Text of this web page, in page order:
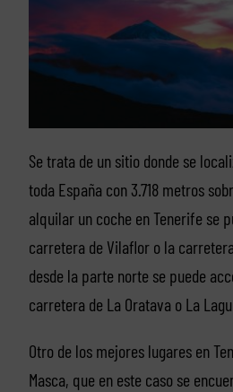
Se trata de un sitio donde se
toda España con 3.718 metros
alquilar un coche en Tenerife se
carretera de Vilaflor o la
desde la parte norte se puede
carretera de La Oratava o La
Otro de los mejores lugares en
Masca, que en este caso se